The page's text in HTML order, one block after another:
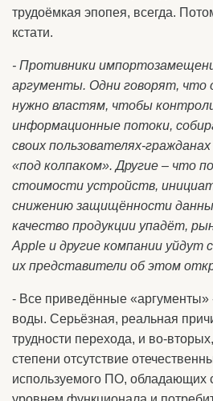
трудоёмкая эпопея, всегда.
кстати.
- Противники
аргументы. Одни говорят, что
нужно властям, чтобы
информационные потоки,
своих пользователях-
«под колпаком». Другие – что
стоимости устройств,
снижению защищённости
качество продукции упадёт,
Apple и другие компании уйдут
их представители об этом
- Все приведённые «аргументы»
воды. Серьёзная, реальная
трудности перехода, и во-
степени отсутствие
используемого ПО, обладающих